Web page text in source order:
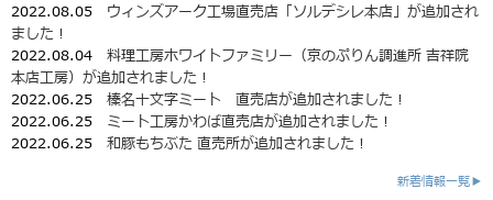
2022.08.05 ウィンズアーク工場直売店「ソルデシレ本店」が追加され
ました！
2022.08.04 料理工房ホワイトファミリー（京のぷりん調進所 吉祥院
本店工房）が追加されました！
2022.06.25 榛名十文字ミート 直売店が追加されました！
2022.06.25 ミート工房かわば直売店が追加されました！
2022.06.25 和豚もちぶた 直売所が追加されました！
新着情報一覧▶